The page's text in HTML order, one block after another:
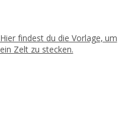
Hier findest du die Vorlage, um
ein Zelt zu stecken.